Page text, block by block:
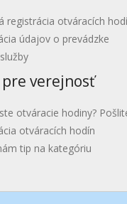
registrácia otváracích
údajov o prevádzke
verejnosť
otváracie hodiny?
otváracích hodín
tip na kategóriu